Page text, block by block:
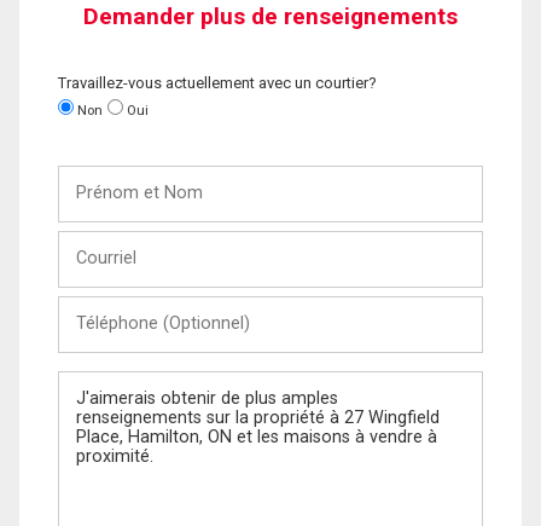
Demander plus de renseignements
Travaillez-vous actuellement avec un courtier?
Non Oui
Nom
(Optionnel)
Message